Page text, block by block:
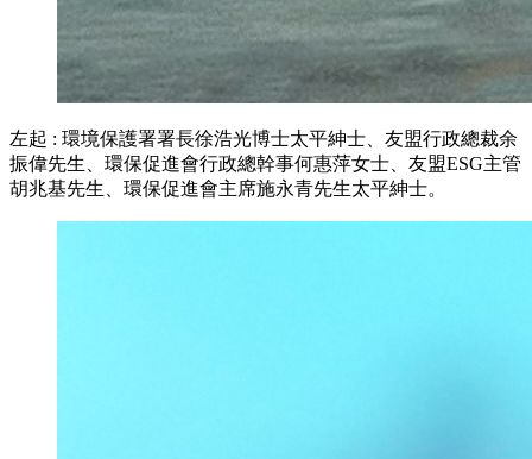
左起 : 環境保護署署長徐浩光博士太平紳士、友盟行政總裁余
振偉先生、環保促進會行政總幹事何惠萍女士、友盟ESG主管
胡兆基先生、環保促進會主席施永青先生太平紳士。